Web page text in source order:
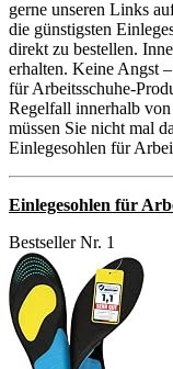
gerne unseren Links
die günstigsten
direkt zu bestellen.
erhalten. Keine Angst
für Arbeitsschuhe-
Regelfall innerhalb
müssen Sie nicht mal
Einlegesohlen für
Einlegesohlen für
Bestseller Nr. 1